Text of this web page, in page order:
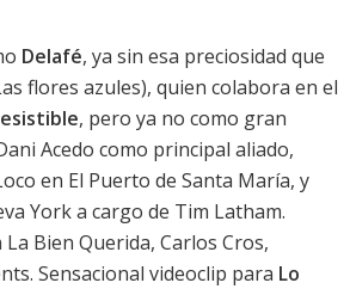
Delafé, ya sin esa preciosidad que
flores azules), quien colabora en el
, pero ya no como gran
Acedo como principal aliado,
en El Puerto de Santa María, y
York a cargo de Tim Latham.
La Bien Querida, Carlos Cros,
Sensacional videoclip para Lo